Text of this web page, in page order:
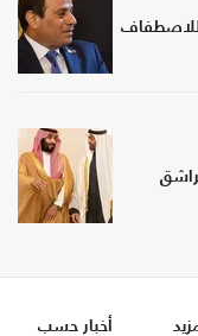
للاصطفاف
أخبار حسب